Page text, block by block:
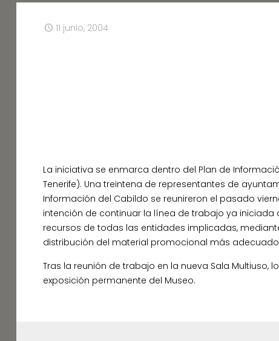
11 junio, 2004
La iniciativa se enmarca dentro del Plan de
Tenerife). Una treintena de representantes de
Información del Cabildo se reunireron el pasado
intención de continuar la línea de trabajo ya
recursos de todas las entidades implicadas,
distribución del material promocional más
Tras la reunión de trabajo en la nueva Sala
exposición permanente del Museo.